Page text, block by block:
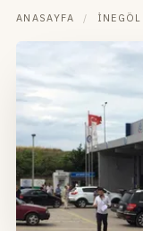
ANASAYFA / İNEGÖL